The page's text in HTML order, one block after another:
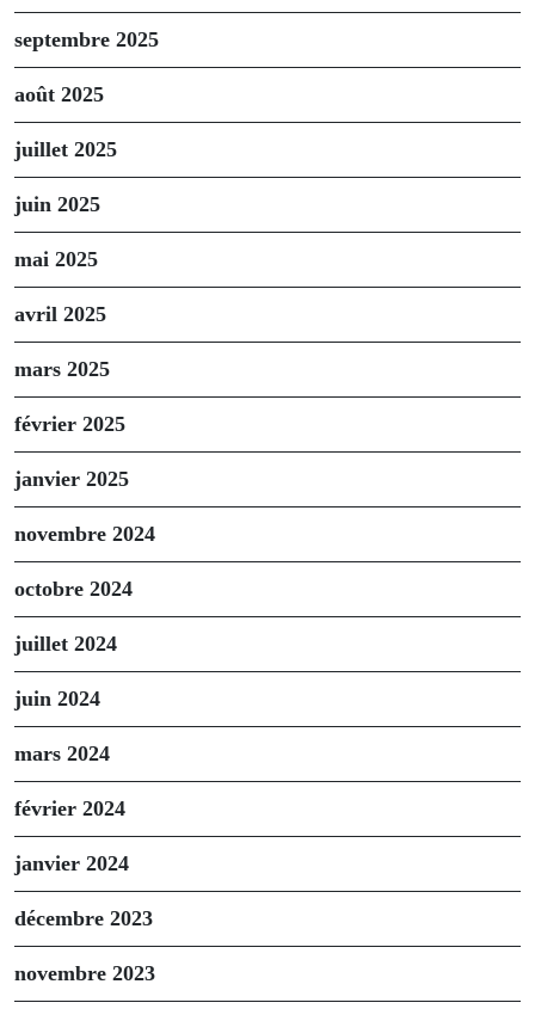
septembre 2025
août 2025
juillet 2025
juin 2025
mai 2025
avril 2025
mars 2025
février 2025
janvier 2025
novembre 2024
octobre 2024
juillet 2024
juin 2024
mars 2024
février 2024
janvier 2024
décembre 2023
novembre 2023